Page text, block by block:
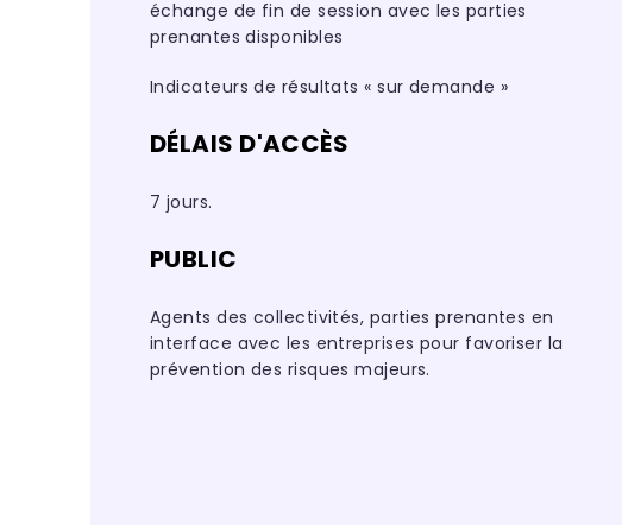
échange de fin de session avec les parties
prenantes disponibles
Indicateurs de résultats « sur demande »
DÉLAIS D'ACCÈS
7 jours.
PUBLIC
Agents des collectivités, parties prenantes en
interface avec les entreprises pour favoriser la
prévention des risques majeurs.